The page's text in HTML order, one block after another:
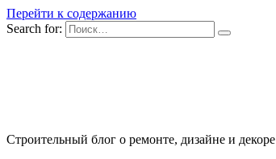
Перейти к содержанию
Search for:
Строительный блог о ремонте, дизайне и декоре